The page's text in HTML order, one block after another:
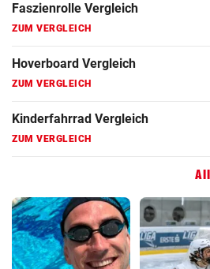
Faszienrolle Vergleich
ZUM VERGLEICH
Hoverboard Vergleich
ZUM VERGLEICH
Kinderfahrrad Vergleich
ZUM VERGLEICH